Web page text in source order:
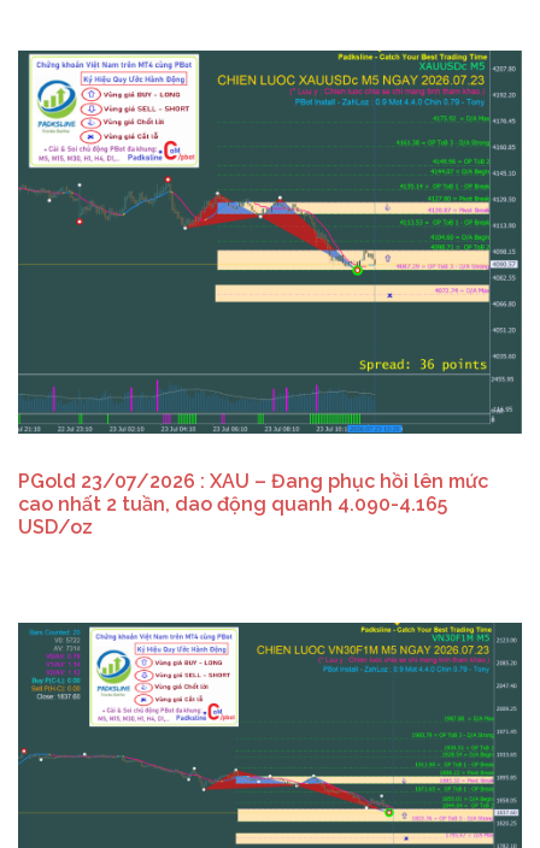
PGold 23/07/2026 : XAU – Đang phục hồi lên mức
cao nhất 2 tuần, dao động quanh 4.090-4.165
USD/oz